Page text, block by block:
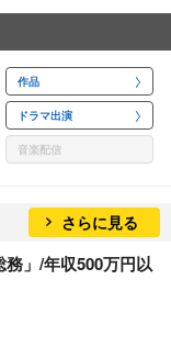
作品
ドラマ出演
音楽配信
さらに見る
」/年収500万円以